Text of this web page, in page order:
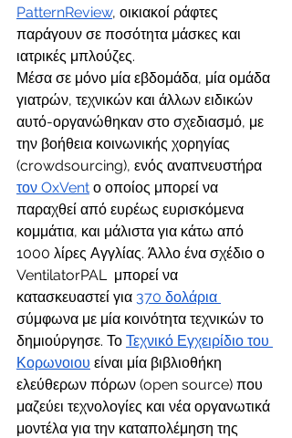
PatternReview, οικιακοί ράφτες
παράγουν σε ποσότητα μάσκες και
ιατρικές μπλούζες.
Μέσα σε μόνο μία εβδομάδα, μία ομάδα
γιατρών, τεχνικών και άλλων ειδικών
αυτό-οργανώθηκαν στο σχεδιασμό, με
την βοήθεια κοινωνικής χορηγίας
(crowdsourcing), ενός αναπνευστήρα
τον OxVent ο οποίος μπορεί να
παραχθεί από ευρέως ευρισκόμενα
κομμάτια, και μάλιστα για κάτω από
1000 λίρες Αγγλίας. Άλλο ένα σχέδιο ο
VentilatorPAL  μπορεί να
κατασκευαστεί για 370 δολάρια
σύμφωνα με μία κοινότητα τεχνικών το
δημιούργησε. Το Τεχνικό Εγχειρίδιο του
Κορωνοιου είναι μία βιβλιοθήκη
ελεύθερων πόρων (open source) που
μαζεύει τεχνολογίες και νέα οργανωτικά
μοντέλα για την καταπολέμηση της